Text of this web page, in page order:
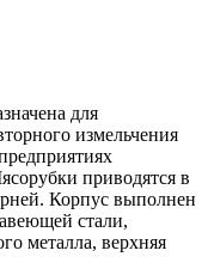
для
измельчения
приводятся в
Корпус выполнен
стали,
металла, верхняя